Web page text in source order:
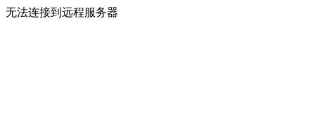
无法连接到远程服务器